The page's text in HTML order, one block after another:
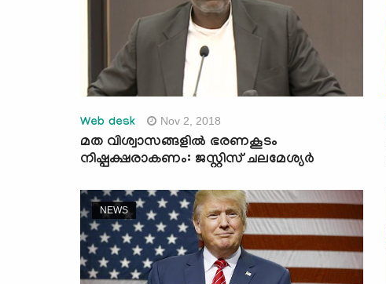
Web desk Nov 2, 2018
മത വിശ്വാസങ്ങളില്‍ ഭരണകൂടം
നിഷ്പക്ഷരാകണം: ജസ്റ്റിസ് ചലമേശ്യര്‍
NEWS